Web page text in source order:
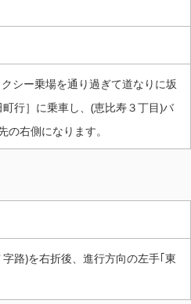
シー乗場を通り過ぎて道なりに坂
行］に乗車し、(恵比寿３丁目)バ
右側になります。
路)を右折後、進行方向の左手｢東